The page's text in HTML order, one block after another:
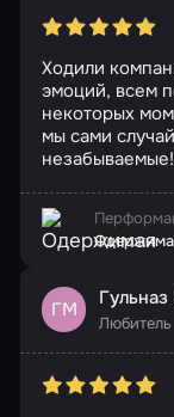
Ходили
эмоций, всем
некоторых
мы сами
ГМ
Любитель